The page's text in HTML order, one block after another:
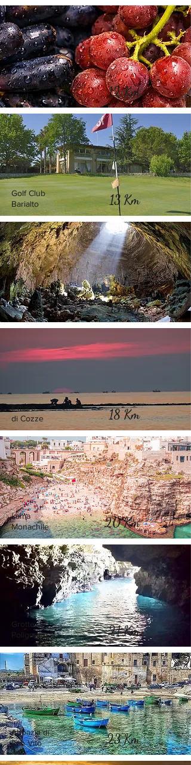
Rutigliano e l'uva da
tavola
12 Km
Golf Club
Barialto
13 Km
Le Grotte di Castellana 15 Km
Il mare
di Cozze
18 Km
Lama
Monachile
20 Km
Grotte di
Polignano
21 Km
Abbazia di
San Vito
23 Km